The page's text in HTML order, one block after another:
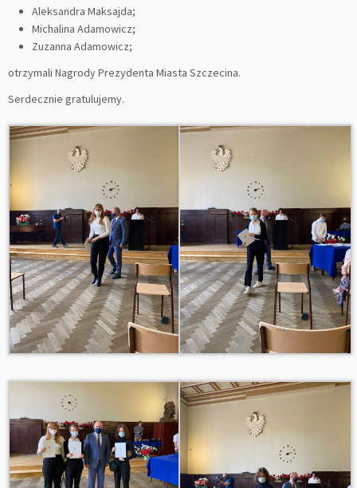
Aleksandra Maksajda;
Michalina Adamowicz;
Zuzanna Adamowicz;
otrzymali Nagrody Prezydenta Miasta Szczecina.
Serdecznie gratulujemy.